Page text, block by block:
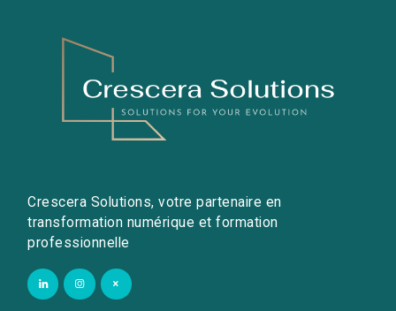
Crescera Solutions, votre partenaire en
transformation numérique et formation
professionnelle